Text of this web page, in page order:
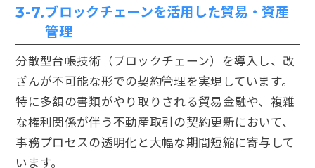
3-7.ブロックチェーンを活用した貿易・資産
管理
分散型台帳技術（ブロックチェーン）を導入し、改
ざんが不可能な形での契約管理を実現しています。
特に多額の書類がやり取りされる貿易金融や、複雑
な権利関係が伴う不動産取引の契約更新において、
事務プロセスの透明化と大幅な期間短縮に寄与して
います。